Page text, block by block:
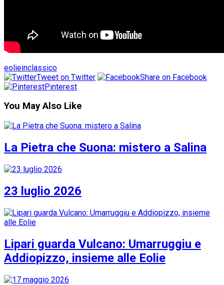
eolieinclassico
Tweet on Twitter
Share on Facebook
Pinterest
You May Also Like
La Pietra che Suona: mistero a Salina
23 luglio 2026
Lipari guarda Vulcano: Umarruggiu e
Addiopizzo, insieme alle Eolie